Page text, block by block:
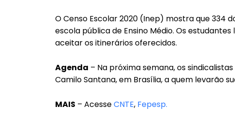
O Censo Escolar 2020 (Inep) mostra que 334
escola pública de Ensino Médio. Os
aceitar os itinerários oferecidos.
Agenda – Na próxima semana, os
Camilo Santana, em Brasília, a quem levarão
MAIS – AcesseCNTE, Fepesp.